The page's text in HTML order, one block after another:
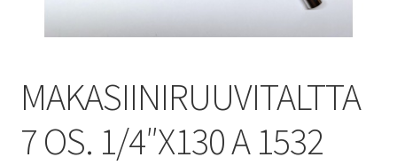
MAKASIINIRUUVITALTTA
7 OS. 1/4″X130 A 1532